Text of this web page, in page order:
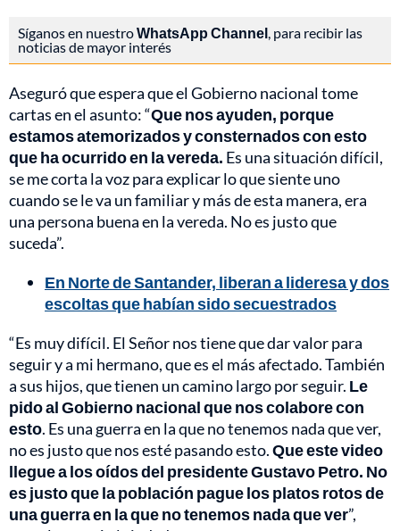
Síganos en nuestroWhatsApp Channel, para recibir las
noticias de mayor interés
Aseguró que espera que el Gobierno nacional tome
cartas en el asunto: “Que nos ayuden, porque
estamos atemorizados y consternados con esto
que ha ocurrido en la vereda. Es una situación difícil,
se me corta la voz para explicar lo que siente uno
cuando se le va un familiar y más de esta manera, era
una persona buena en la vereda. No es justo que
suceda”.
En Norte de Santander, liberan a lideresa y dos
escoltas que habían sido secuestrados
“Es muy difícil. El Señor nos tiene que dar valor para
seguir y a mi hermano, que es el más afectado. También
a sus hijos, que tienen un camino largo por seguir. Le
pido al Gobierno nacional que nos colabore con
esto. Es una guerra en la que no tenemos nada que ver,
no es justo que nos esté pasando esto.Que este video
llegue a los oídos del presidente Gustavo Petro. No
es justo que la población pague los platos rotos de
una guerra en la que no tenemos nada que ver”,